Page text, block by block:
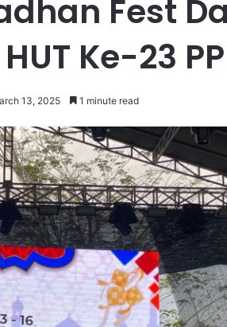
Fest
Ke-23
13, 2025 1 minute read